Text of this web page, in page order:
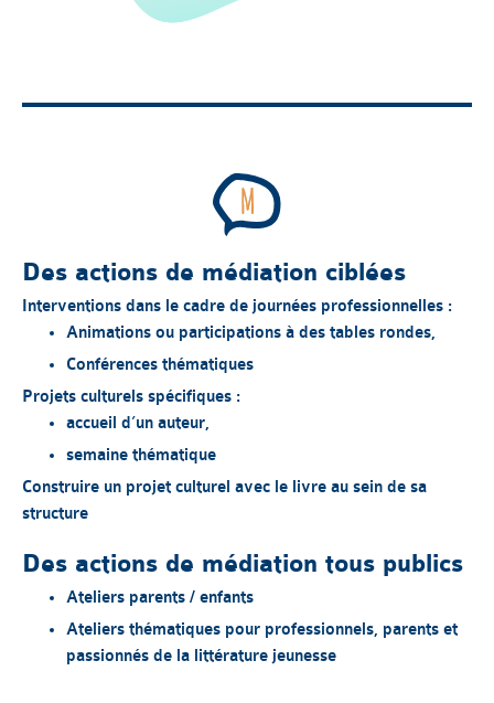
Des actions de médiation ciblées
Interventions dans le cadre de journées professionnelles :
Animations ou participations à des tables rondes,
Conférences thématiques
Projets culturels spécifiques :
accueil d’un auteur,
semaine thématique
Construire un projet culturel avec le livre au sein de sa
structure
Des actions de médiation tous publics
Ateliers parents / enfants
Ateliers thématiques pour professionnels, parents et
passionnés de la littérature jeunesse